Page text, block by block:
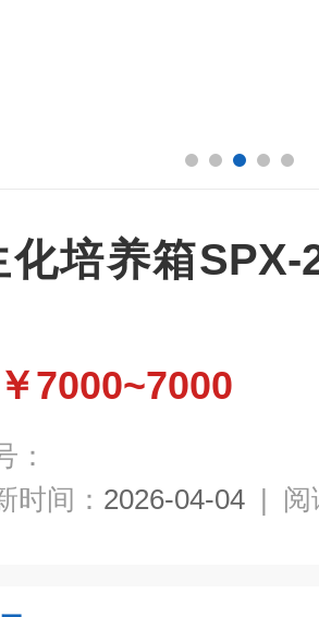
培养箱SPX-
￥7000~7000
：
时间： 2026-04-04 | 阅